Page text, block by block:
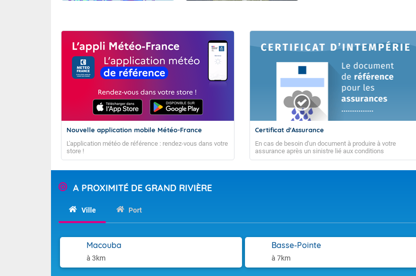
Nouvelle application mobile Météo-France
L'application météo de référence : rendez-vous dans votre
store !
Certificat d'Assurance
En cas de besoin d'un document à produire à votre
assurance après un sinistre lié aux conditions
météorologiques
A PROXIMITÉ DE GRAND RIVIÈRE
Ville Port
Macouba
à 3km
Basse-Pointe
à 7km